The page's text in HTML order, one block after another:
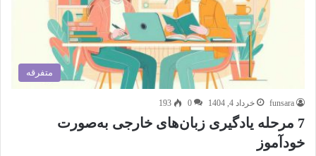
متفرقه
funsara خرداد 4, 1404 0
193
7 مرحله یادگیری زبان‌های خارجی به‌صورت
خودآموز